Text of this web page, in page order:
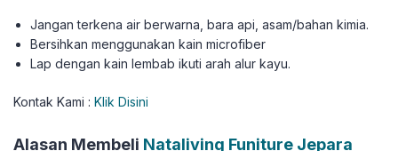
Jangan terkena air berwarna, bara api, asam/bahan kimia.
Bersihkan menggunakan kain microfiber
Lap dengan kain lembab ikuti arah alur kayu.
Kontak Kami : Klik Disini
Alasan Membeli Nataliving Funiture Jepara